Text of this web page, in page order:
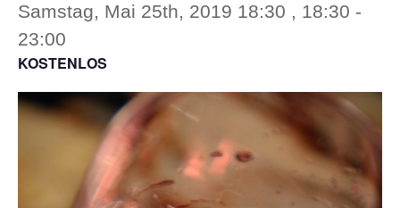
Samstag, Mai 25th, 2019 18:30 , 18:30 -
23:00
KOSTENLOS